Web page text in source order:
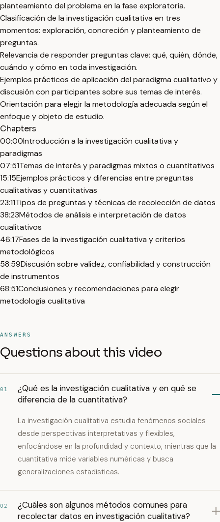
planteamiento del problema en la fase exploratoria.
Clasificación de la investigación cualitativa en tres
momentos: exploración, concreción y planteamiento de
preguntas.
Relevancia de responder preguntas clave: qué, quién, dónde,
cuándo y cómo en toda investigación.
Ejemplos prácticos de aplicación del paradigma cualitativo y
discusión con participantes sobre sus temas de interés.
Orientación para elegir la metodología adecuada según el
enfoque y objeto de estudio.
Chapters
00:00Introducción a la investigación cualitativa y
paradigmas
07:51Temas de interés y paradigmas mixtos o cuantitativos
15:15Ejemplos prácticos y diferencias entre preguntas
cualitativas y cuantitativas
23:11Tipos de preguntas y técnicas de recolección de datos
38:23Métodos de análisis e interpretación de datos
cualitativos
46:17Fases de la investigación cualitativa y criterios
metodológicos
58:59Discusión sobre validez, confiabilidad y construcción
de instrumentos
68:51Conclusiones y recomendaciones para elegir
metodología cualitativa
ANSWERS
Questions about this video
01
¿Qué es la investigación cualitativa y en qué se
diferencia de la cuantitativa?
La investigación cualitativa estudia fenómenos sociales
desde perspectivas interpretativas y flexibles,
enfocándose en la profundidad y contexto, mientras que la
cuantitativa mide variables numéricas y busca
generalizaciones estadísticas.
02
¿Cuáles son algunos métodos comunes para
recolectar datos en investigación cualitativa?